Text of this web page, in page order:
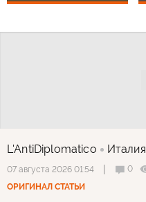
L'AntiDiplomatico Италия
07 августа 2026 01:54 0
ОРИГИНАЛ СТАТЬИ